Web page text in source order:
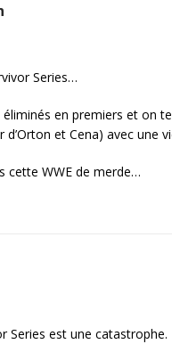
Series…
en premiers et on
et Cena) avec une
cette WWE de merde…
Series est une catastrophe.